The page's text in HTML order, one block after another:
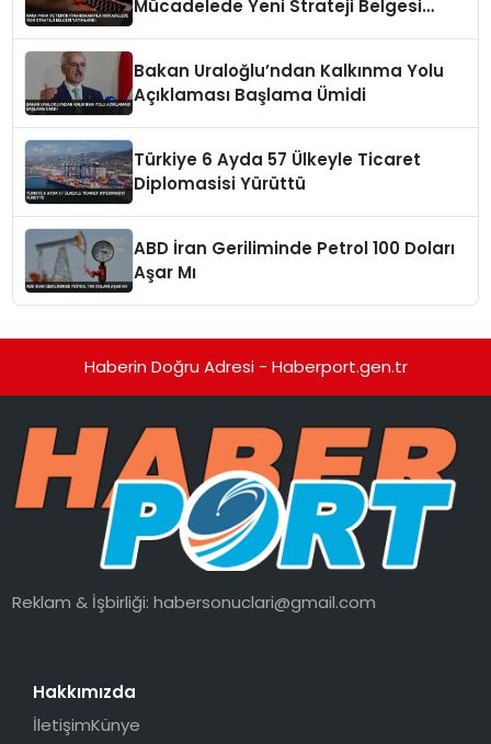
Mücadelede Yeni Strateji Belgesi
Bakan Uraloğlu’ndan Kalkınma Yolu
Açıklaması Başlama Ümidi
Türkiye 6 Ayda 57 Ülkeyle Ticaret
Diplomasisi Yürüttü
ABD İran Geriliminde Petrol 100 Doları
Aşar Mı
Haberin Doğru Adresi - Haberport.gen.tr
Reklam & İşbirliği:habersonuclari@gmail.com
Hakkımızda
İletişimKünye